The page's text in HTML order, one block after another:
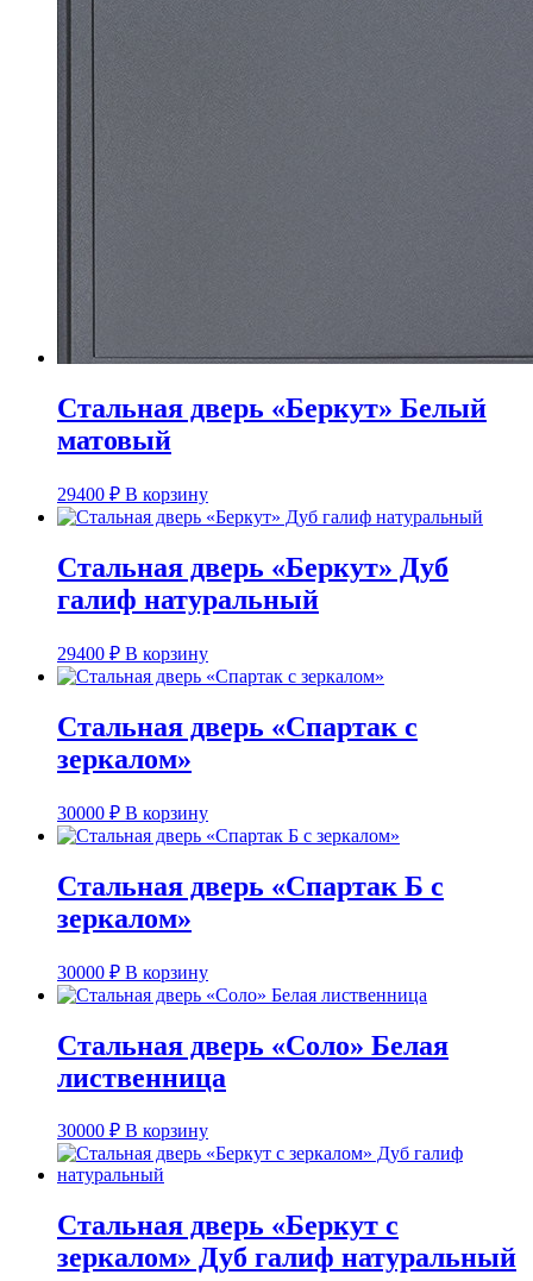
Стальная дверь «Беркут» Белый
матовый
29400 ₽ В корзину
Стальная дверь «Беркут» Дуб
галиф натуральный
29400 ₽ В корзину
Стальная дверь «Спартак с
зеркалом»
30000 ₽ В корзину
Стальная дверь «Спартак Б с
зеркалом»
30000 ₽ В корзину
Стальная дверь «Соло» Белая
лиственница
30000 ₽ В корзину
Стальная дверь «Беркут с
зеркалом» Дуб галиф натуральный